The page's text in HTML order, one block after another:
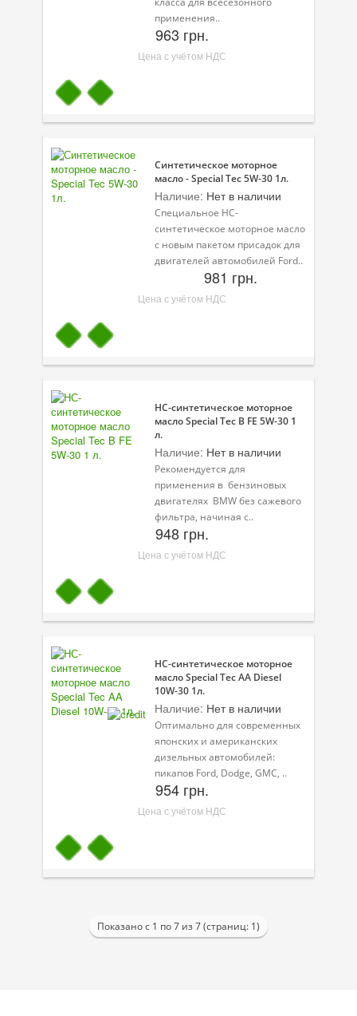
применения..
963 грн.
Цена с учётом НДС
Синтетическое моторное
масло - Special Tec 5W-30 1л.
Наличие: Нет в наличии
Специальное НС-
синтетическое моторное масло
с новым пакетом присадок для
двигателей автомобилей Ford..
981 грн.
Цена с учётом НДС
НС-синтетическое моторное
масло Special Tec B FE 5W-30 1
л.
Наличие: Нет в наличии
Рекомендуется для
применения в бензиновых
двигателях BMW без сажевого
фильтра, начиная с..
948 грн.
Цена с учётом НДС
НС-синтетическое моторное
масло Special Tec AA Diesel
10W-30 1л.
Наличие: Нет в наличии
Оптимально для современных
японских и американских
дизельных автомобилей:
пикапов Ford, Dodge, GMC, ..
954 грн.
Цена с учётом НДС
Показано с 1 по 7 из 7 (страниц: 1)